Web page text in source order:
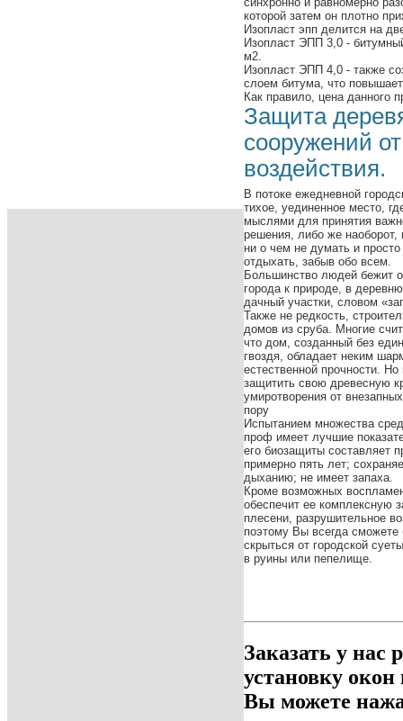
которой затем он плотно
Изопласт эпп делится на
Изопласт ЭПП 3,0 -
м2.
Изопласт ЭПП 4,0 - также
слоем битума, что
Как правило, цена данного
Защита
сооружений
воздействия.
В потоке ежедневной
тихое, уединенное место,
мыслями для принятия
решения, либо же наоборот,
ни о чем не думать и просто
отдыхать, забыв обо всем.
Большинство людей бежит
города к природе, в
дачный участки, словом
Также не редкость,
домов из сруба. Многие
что дом, созданный без
гвоздя, обладает неким
естественной прочности. Но
защитить свою древесную
умиротворения от
пору
Испытанием множества
проф имеет лучшие
его биозащиты составляет
примерно пять лет;
дыханию; не имеет запаха.
Кроме возможных
обеспечит ее комплексную
плесени, разрушительное
поэтому Вы всегда
скрыться от городской
в руины или пепелище.
Заказать у нас
установку
Вы можете